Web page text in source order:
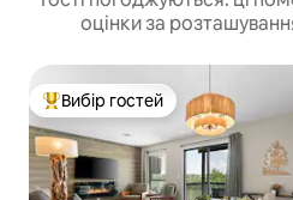
оцінки за
Топ вибір гостей
Вибір гостей